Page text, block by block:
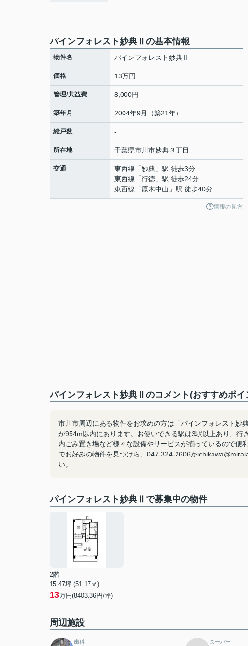
パインフォレスト妙典Ⅱの基本情報
物件名 パインフォレスト妙典Ⅱ
価格 13万円
管理/共益費 8,000円
築年月 2004年9月（築21年）
総戸数 -
所在地 千葉県市川市妙典３丁目
交通 東西線 「妙典 」駅 徒歩3分
東西線 「行徳 」駅 徒歩24分
東西線 「 原木中山 」駅 徒歩40分
情報の見方
パインフォレスト妙典Ⅱのコメント(おすすめポイ
市川市周辺にある物件をお求めの方は「パインフォレスト
が954m以内にあります。お使いできる駅は3駅以上あり、
内ごみ置き場など様々な設備やサービスが揃っているので便
でお好みの物件を見つけら、047-324-2606か
い。
パインフォレスト妙典Ⅱで募集中の物件
2階
15.47坪 (51.17㎡)
13万円(8403.36円/坪)
周辺施設
歯科 スーパー